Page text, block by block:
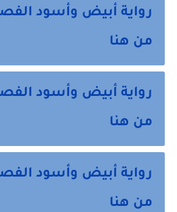
رواية أبيض وأسود
من هنا
رواية أبيض وأسود
من هنا
رواية أبيض وأسود
من هنا